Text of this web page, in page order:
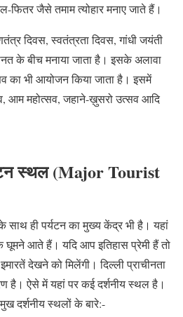
फितर जैसे तमाम त्योहार मनाए जाते हैं।
दिवस, स्वतंत्रता दिवस, गांधी जयंती
के बीच मनाया जाता है। इसके अलावा
का भी आयोजन किया जाता है। इसमें
आम महोत्सव, जहाने-ख़ुसरो उत्सव आदि
स्थल (Major Tourist
के साथ ही पर्यटन का मुख्य केंद्र भी है। यहां
आते हैं। यदि आप इतिहास प्रेमी हैं तो
देखने को मिलेंगी। दिल्ली प्राचीनता
है। ऐसे में यहां पर कई दर्शनीय स्थल है।
दर्शनीय स्थलों के बारे:-